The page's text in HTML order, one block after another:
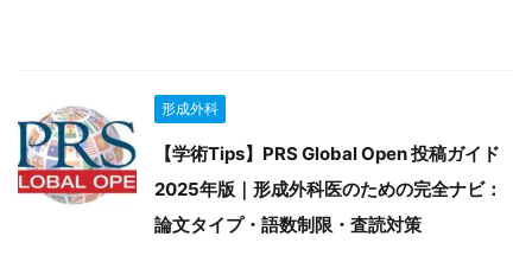
形成外科
【学術Tips】PRS Global Open 投稿ガイド
2025年版｜形成外科医のための完全ナビ：
論文タイプ・語数制限・査読対策